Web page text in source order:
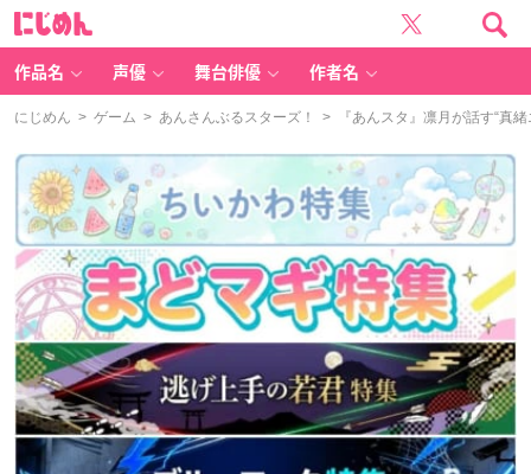
作品名 声優 舞台俳優 作者名
にじめん > ゲーム > あんさんぶるスターズ！ > 『あんスタ』凛月が話す“真